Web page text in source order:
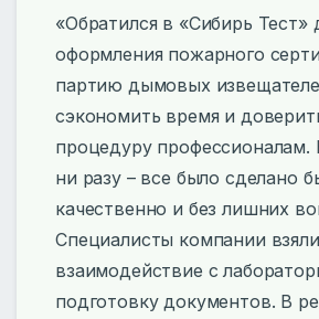
«Обратился в «Сибирь Тест»
оформления пожарного
партию дымовых
сэкономить время и
процедуру профессионалам.
ни разу – все было сделано
качественно и без лишних
Специалисты компании
взаимодействие с
подготовку документов. В